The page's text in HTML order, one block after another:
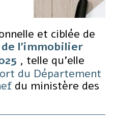
et ciblée de
l'immobilier
, telle qu'elle
du Département
du ministère des